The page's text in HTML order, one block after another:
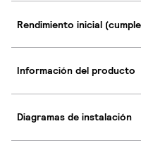
Rendimiento inicial
Información del producto
Diagramas de instalación